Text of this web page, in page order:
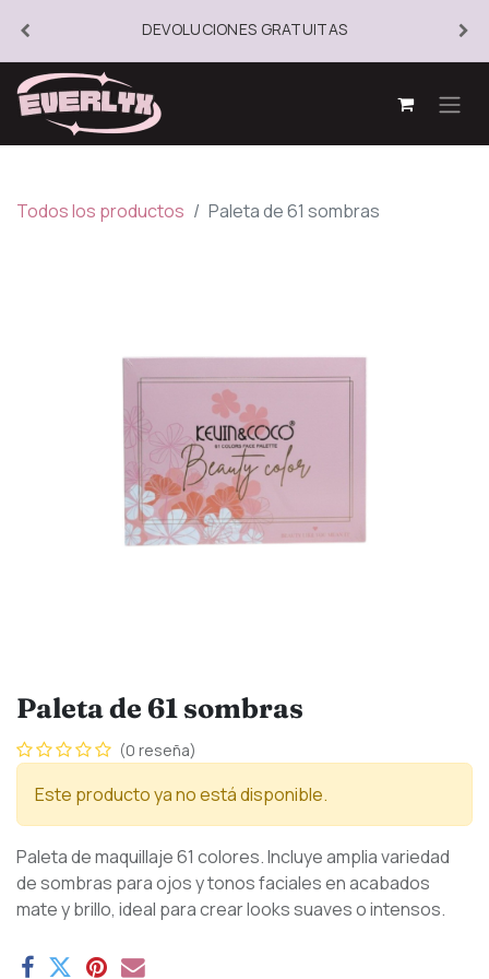
DEVOLUCIONES GRATUITAS
Todos los productos Paleta de 61 sombras
Paleta de 61 sombras
(0 reseña)
Este producto ya no está disponible.
Paleta de maquillaje 61 colores. Incluye amplia variedad
de sombras para ojos y tonos faciales en acabados
mate y brillo, ideal para crear looks suaves o intensos.